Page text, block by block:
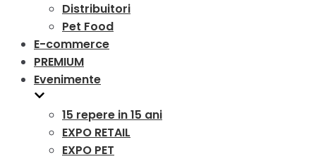
Distribuitori
Pet Food
E-commerce
PREMIUM
Evenimente
15 repere in 15 ani
EXPO RETAIL
EXPO PET